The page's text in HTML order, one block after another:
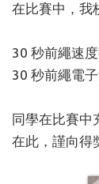
在比賽中，我
30 秒前繩速
30 秒前繩電
同學在比賽中
在此，謹向得